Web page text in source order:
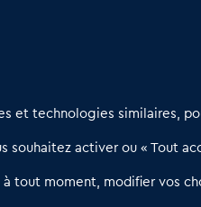
17
et technologies similaires,
souhaitez activer ou « Tout
à tout moment, modifier vos